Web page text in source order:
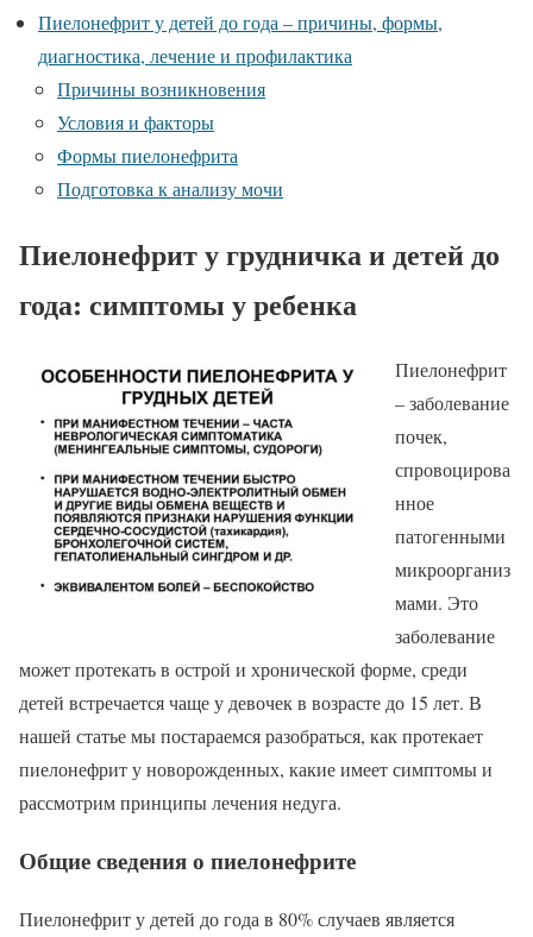
Пиелонефрит у детей до года – причины, формы,
диагностика, лечение и профилактика
Причины возникновения
Условия и факторы
Формы пиелонефрита
Подготовка к анализу мочи
Пиелонефрит у грудничка и детей до
года: симптомы у ребенка
Пиелонефрит
– заболевание
почек,
спровоцирова
нное
патогенными
микроорганиз
мами. Это
заболевание
может протекать в острой и хронической форме, среди
детей встречается чаще у девочек в возрасте до 15 лет. В
нашей статье мы постараемся разобраться, как протекает
пиелонефрит у новорожденных, какие имеет симптомы и
рассмотрим принципы лечения недуга.
Общие сведения о пиелонефрите
Пиелонефрит у детей до года в 80% случаев является